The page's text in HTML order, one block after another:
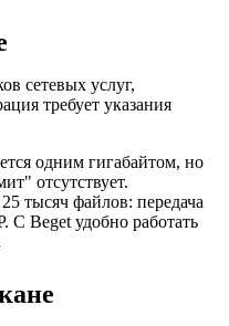
сетевых услуг,
требует указания
одним гигабайтом, но
отсутствует.
тысяч файлов: передача
С Beget удобно работать